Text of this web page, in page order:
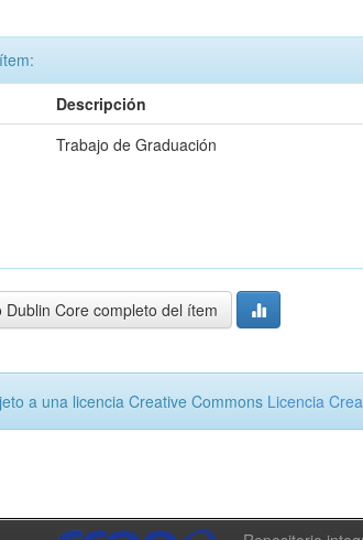
Descripción
Trabajo de Graduación
Core completo del ítem
a una licencia Creative Commons Licencia